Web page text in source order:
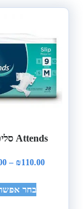
Attends סליפ רגולר
₪110.00
–
בחר